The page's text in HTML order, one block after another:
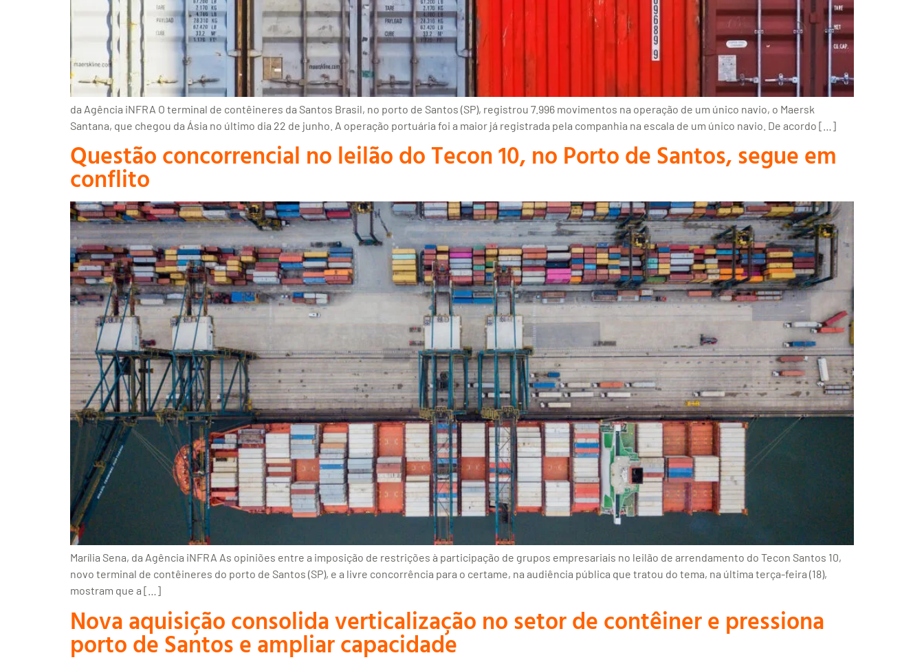
da Agência iNFRA O terminal de contêineres da Santos Brasil, no porto de Santos (SP), registrou 7.996 movimentos na operação de um único navio, o Maersk
Santana, que chegou da Ásia no último dia 22 de junho. A operação portuária foi a maior já registrada pela companhia na escala de um único navio. De acordo […]
Questão concorrencial no leilão do Tecon 10, no Porto de Santos, segue em
conflito
Marília Sena, da Agência iNFRA As opiniões entre a imposição de restrições à participação de grupos empresariais no leilão de arrendamento do Tecon Santos 10,
novo terminal de contêineres do porto de Santos (SP), e a livre concorrência para o certame, na audiência pública que tratou do tema, na última terça-feira (18),
mostram que a […]
Nova aquisição consolida verticalização no setor de contêiner e pressiona
porto de Santos e ampliar capacidade